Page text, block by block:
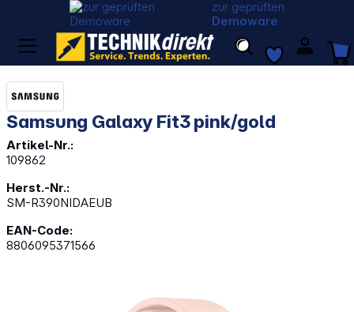
zur geprüften
Demoware
Samsung Galaxy Fit3 pink/gold
Artikel-Nr.:
109862
Herst.-Nr.:
SM-R390NIDAEUB
EAN-Code:
8806095371566
Bildergalerie überspringen